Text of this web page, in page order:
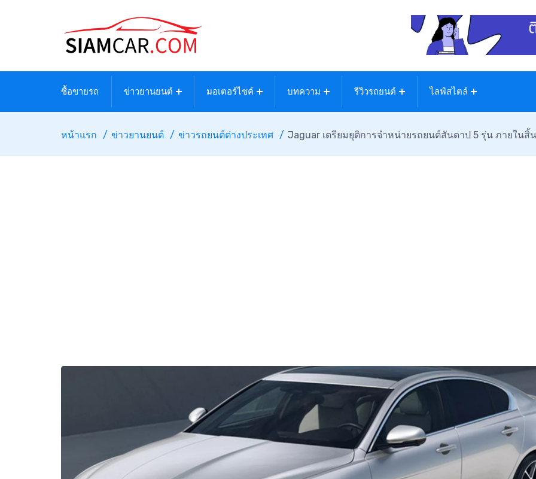
ซื้อขายรถ ข่าวยานยนต์ มอเตอร์ไซค์ บทความ รีวิวรถยนต์ ไลฟ์สไตล์
หน้าแรก ข่าวยานยนต์ ข่าวรถยนต์ต่างประเทศ Jaguar เตรียมยุติการจำหน่ายรถยนต์สันดาป 5 รุ่น ภายในสิ้